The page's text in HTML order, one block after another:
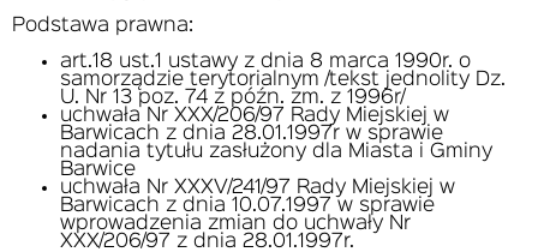
Podstawa prawna:
art.18 ust.1 ustawy z dnia 8 marca 1990r. o
samorządzie terytorialnym /tekst jednolity Dz.
U. Nr 13 poz. 74 z późn. zm. z 1996r/
uchwała Nr XXX/206/97 Rady Miejskiej w
Barwicach z dnia 28.01.1997r w sprawie
nadania tytułu zasłużony dla Miasta i Gminy
Barwice
uchwała Nr XXXV/241/97 Rady Miejskiej w
Barwicach z dnia 10.07.1997 w sprawie
wprowadzenia zmian do uchwały Nr
XXX/206/97 z dnia 28.01.1997r.